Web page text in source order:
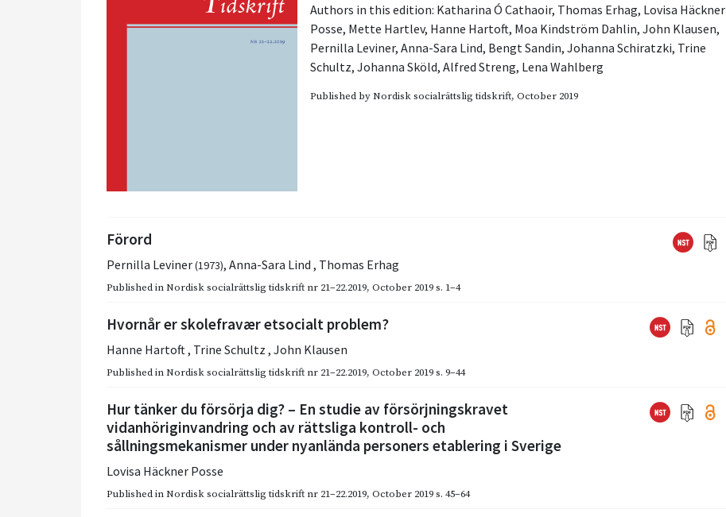
Authors in this edition: Katharina Ó Cathaoir, Thomas Erhag, Lovisa Häckner
Posse, Mette Hartlev, Hanne Hartoft, Moa Kindström Dahlin,John Klausen,
Pernilla Leviner,Anna-Sara Lind, Bengt Sandin,Johanna Schiratzki, Trine
Schultz,Johanna Sköld,Alfred Streng, Lena Wahlberg
Published byNordisk socialrättslig tidskrift, October 2019
Förord
Pernilla Leviner(1973), Anna-Sara Lind , Thomas Erhag
Published inNordisk socialrättslig tidskrift nr 21–22.2019, October 2019s. 1–4
Hvornår er skolefravær etsocialt problem?
Hanne Hartoft, Trine Schultz , John Klausen
Published inNordisk socialrättslig tidskrift nr 21–22.2019, October 2019s. 9–44
Hur tänker du försörja dig? – En studie av försörjningskravet
vidanhöriginvandring och av rättsliga kontroll- och
sållningsmekanismer under nyanlända personers etablering i Sverige
Lovisa Häckner Posse
Published inNordisk socialrättslig tidskrift nr 21–22.2019, October 2019s. 45–64